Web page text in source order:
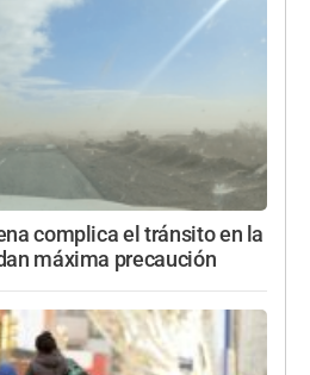
complica el tránsito en la
máxima precaución